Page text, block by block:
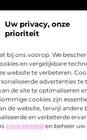
Uw privacy, onze
prioriteit
bij ons voorop. We
en vergelijkbare
website te verbeteren.
advertenties te
de site te optimaliseren
cookies zijn
de website, terwijl andere
en verbeterde
cookiebeleid en beheer
wereld van boeiende
als informeren.”
draait alles om het
en verhalen die
uitdagen om verder te